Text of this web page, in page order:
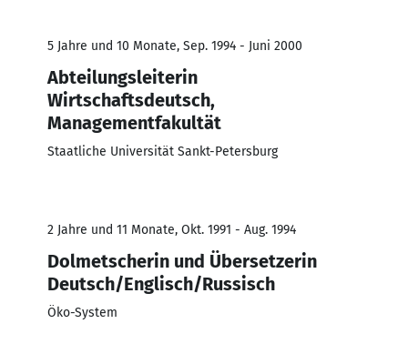
5 Jahre und 10 Monate, Sep. 1994 - Juni 2000
Abteilungsleiterin
Wirtschaftsdeutsch,
Managementfakultät
Staatliche Universität Sankt-Petersburg
2 Jahre und 11 Monate, Okt. 1991 - Aug. 1994
Dolmetscherin und Übersetzerin
Deutsch/Englisch/Russisch
Öko-System